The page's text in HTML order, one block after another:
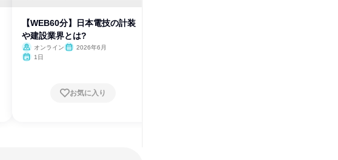
【WEB60分】日本電技の計装
や建設業界とは?
オンライン
2026年6月
1日
お気に入り